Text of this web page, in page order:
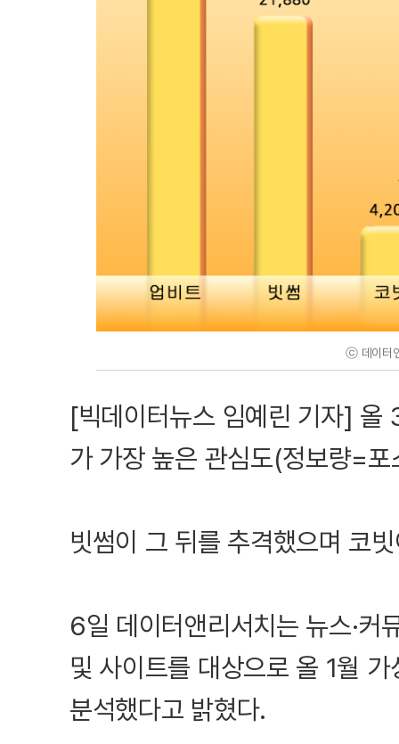
ⓒ 데이터
[빅데이터뉴스 임예린 기자] 올
가 가장 높은 관심도(정보량=
빗썸이 그 뒤를 추격했으며 코
6일 데이터앤리서치는 뉴스·커
및 사이트를 대상으로 올 1월
분석했다고 밝혔다.